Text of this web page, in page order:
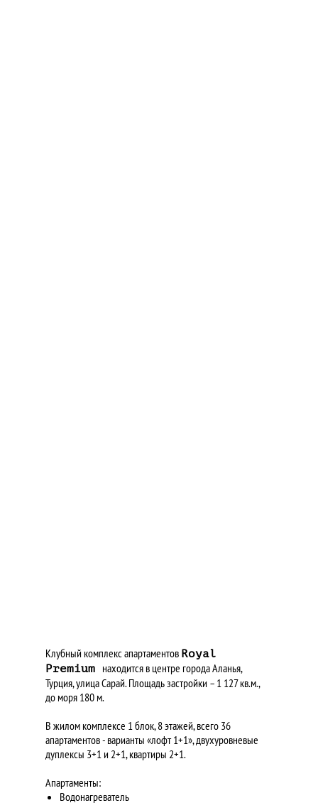
Клубный комплекс апартаментов Royal
Premium находится в центре города Аланья,
Турция, улица Сарай. Площадь застройки – 1 127 кв.м.,
до моря 180 м.
В жилом комплексе 1 блок, 8 этажей, всего 36
апартаментов - варианты «лофт 1+1», двухуровневые
дуплексы 3+1 и 2+1, квартиры 2+1.
Апартаменты:
Водонагреватель